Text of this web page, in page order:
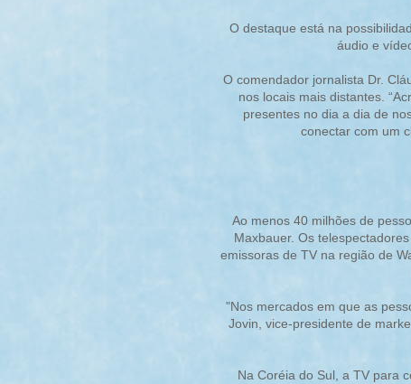
O destaque está na
áudio e
O comendador jornalista Dr.
nos locais mais distantes.
presentes no dia a dia de
conectar com um
Ao menos 40 milhões de
Maxbauer. Os
emissoras de TV na região de
"Nos mercados em que as
Jovin, vice-presidente de
Na Coréia do Sul, a TV para